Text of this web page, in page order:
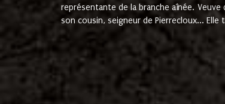
représentante de la branche aînée. Veuve
son cousin, seigneur de Pierrecloux... Elle